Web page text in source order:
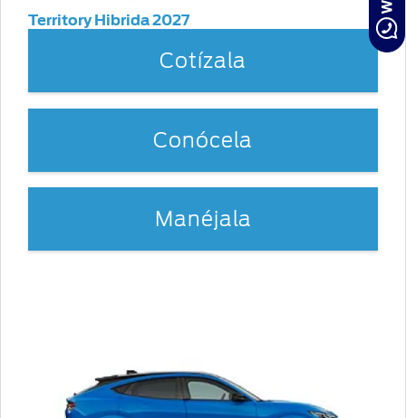
Territory Hibrida 2027
Cotízala
Conócela
Manéjala